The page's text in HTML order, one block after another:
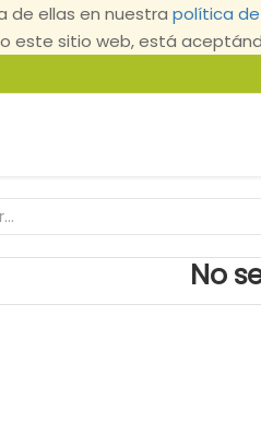
de ellas en nuestra política
este sitio web, está
No